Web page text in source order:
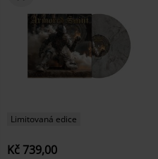
Limitovaná edice
Kč 739,00